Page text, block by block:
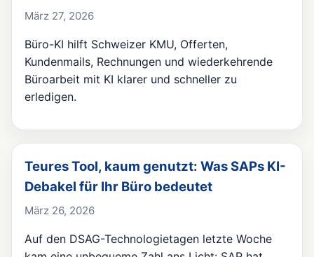
März 27, 2026
Büro-KI hilft Schweizer KMU, Offerten,
Kundenmails, Rechnungen und wiederkehrende
Büroarbeit mit KI klarer und schneller zu
erledigen.
Teures Tool, kaum genutzt: Was SAPs KI-
Debakel für Ihr Büro bedeutet
März 26, 2026
Auf den DSAG-Technologietagen letzte Woche